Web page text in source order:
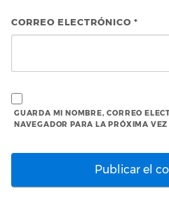
CORREO ELECTRÓNICO *
GUARDA MI NOMBRE, CORREO
NAVEGADOR PARA LA PRÓXIMA VEZ